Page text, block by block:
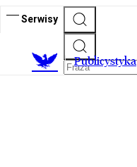
Serwisy
Publicystyka